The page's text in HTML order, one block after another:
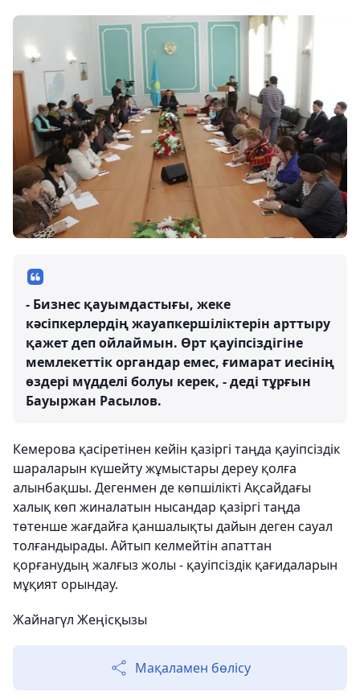
- Бизнес қауымдастығы, жеке
кәсіпкерлердің жауапкершіліктерін арттыру
қажет деп ойлаймын. Өрт қауіпсіздігіне
мемлекеттік органдар емес, ғимарат иесінің
өздері мүдделі болуы керек, - деді тұрғын
Бауыржан Расылов.
Кемерова қасіретінен кейін қазіргі таңда қауіпсіздік
шараларын күшейту жұмыстары дереу қолға
алынбақшы. Дегенмен де көпшілікті Ақсайдағы
халық көп жиналатын нысандар қазіргі таңда
төтенше жағдайға қаншалықты дайын деген сауал
толғандырады. Айтып келмейтін апаттан
қорғанудың жалғыз жолы - қауіпсіздік қағидаларын
мұқият орындау.
Жайнагүл Жеңісқызы
Мақаламен бөлісу